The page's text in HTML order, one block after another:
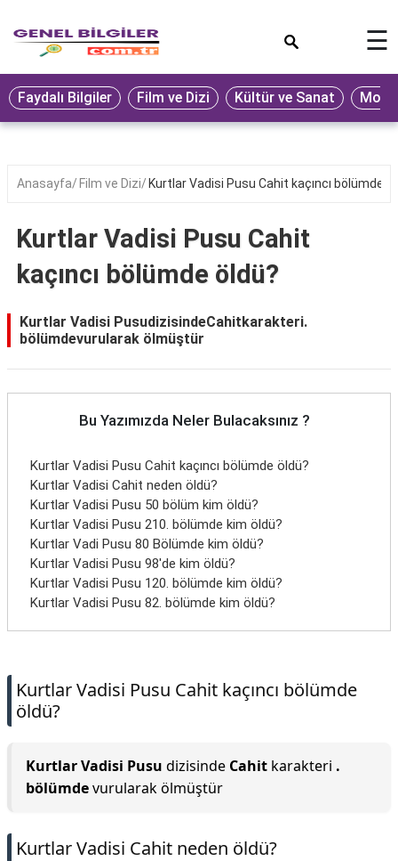
Eğitim
Ekonomi
Seyahat
Oyun
Yaşam
Hukuk
☰
Faydalı Bilgiler Film ve Dizi Kültür ve Sanat
Anasayfa Film ve Dizi Kurtlar Vadisi Pusu Cahit kaçıncı bölümde
Kurtlar Vadisi Pusu Cahit
kaçıncı bölümde öldü?
Kurtlar Vadisi PusudizisindeCahitkarakteri.
bölümdevurularak ölmüştür
Bu Yazımızda Neler Bulacaksınız ?
Kurtlar Vadisi Pusu Cahit kaçıncı bölümde öldü?
Kurtlar Vadisi Cahit neden öldü?
Kurtlar Vadisi Pusu 50 bölüm kim öldü?
Kurtlar Vadisi Pusu 210. bölümde kim öldü?
Kurtlar Vadi Pusu 80 Bölümde kim öldü?
Kurtlar Vadisi Pusu 98'de kim öldü?
Kurtlar Vadisi Pusu 120. bölümde kim öldü?
Kurtlar Vadisi Pusu 82. bölümde kim öldü?
Kurtlar Vadisi Pusu Cahit kaçıncı bölümde
öldü?
Kurtlar Vadisi Pusu dizisinde Cahit karakteri .
bölümdevurularak ölmüştür
Kurtlar Vadisi Cahit neden öldü?